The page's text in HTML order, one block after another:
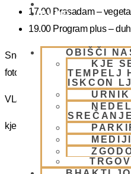
BLOG
OBIŠČI
KJE
TEMPELJ
ISKCON
SREČANJE
MEDIJI
17.00 Prasadam –
19.00 Program plus –
Snemanje in slikanje gostov je
fotografirate slikate božanstva
VLJUDNO VABLJENI
kje in kako parkirati –https://